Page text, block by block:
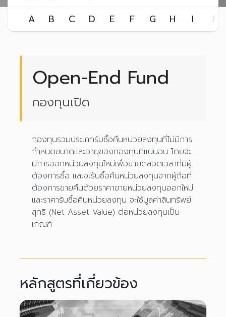
A B C D E F G H I J
Open-End Fund
กองทุนเปิด
กองทุนรวมประเภทรับซื้อคืนหน่วยลงทุนที่ไม่มีการ
กำหนดขนาดและอายุของกองทุนที่แน่นอน โดยจะ
มีการออกหน่วยลงทุนใหม่เพื่อขายตลอดเวลาที่มีผู้
ต้องการซื้อ และจะรับซื้อคืนหน่วยลงทุนจากผู้ถือที่
ต้องการขายคืนด้วยราคาขายหน่วยลงทุนออกใหม่
และราคารับซื้อคืนหน่วยลงทุน จะใช้มูลค่าสินทรัพย์
สุทธิ (Net Asset Value) ต่อหน่วยลงทุนเป็น
เกณฑ์
หลักสูตรที่เกี่ยวข้อง